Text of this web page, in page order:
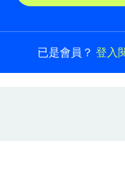
已是會員？登入